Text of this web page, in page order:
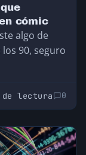
cómic
algo de
90, seguro
de lectura 0